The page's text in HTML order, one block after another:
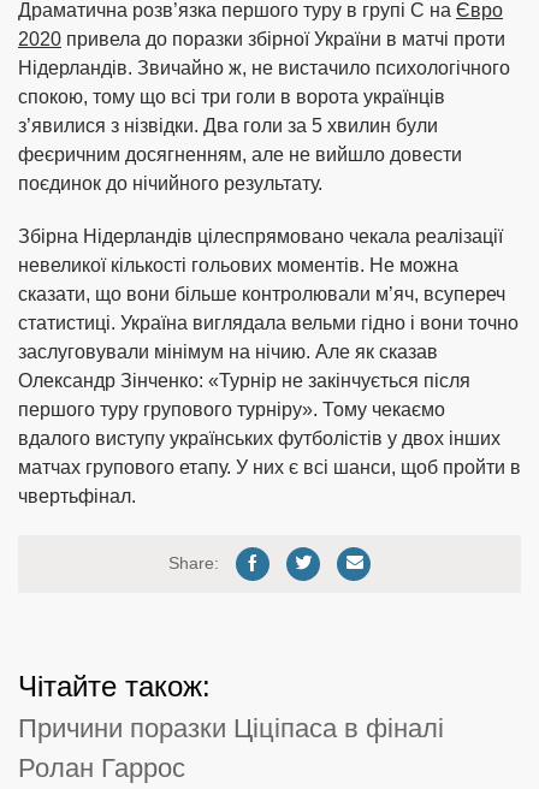
Драматична розв’язка першого туру в групі C на Євро
2020 привела до поразки збірної України в матчі проти
Нідерландів. Звичайно ж, не вистачило психологічного
спокою, тому що всі три голи в ворота українців
з’явилися з нізвідки. Два голи за 5 хвилин були
феєричним досягненням, але не вийшло довести
поєдинок до нічийного результату.
Збірна Нідерландів цілеспрямовано чекала реалізації
невеликої кількості гольових моментів. Не можна
сказати, що вони більше контролювали м’яч, всупереч
статистиці. Україна виглядала вельми гідно і вони точно
заслуговували мінімум на нічию. Але як сказав
Олександр Зінченко: «Турнір не закінчується після
першого туру групового турніру». Тому чекаємо
вдалого виступу українських футболістів у двох інших
матчах групового етапу. У них є всі шанси, щоб пройти в
чвертьфінал.
Share:
Чітайте також:
Причини поразки Ціціпаса в фіналі
Ролан Гаррос